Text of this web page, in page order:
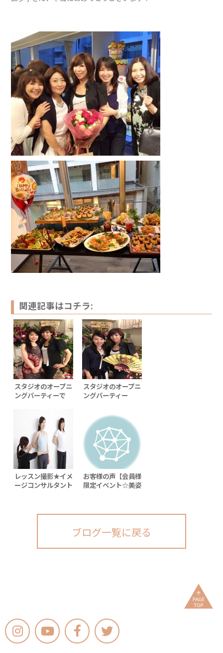
関連記事はコチラ:
スタジオのオープニ
ングパーティーで
スタジオのオープニ
ングパーティー
レッスン撮影★イメ
ージコンサルタント
お客様の声【会員様
限定イベント☆美姿
ブログ一覧に戻る